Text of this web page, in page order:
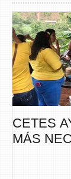
CETES
MÁS